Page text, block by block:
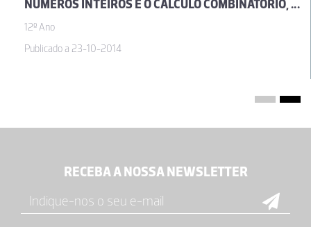
NÚMEROS INTEIROS E O CÁLCULO COMBINATÓRIO, POR JOSÉ SEBASTIÃO E SILVA
12º Ano
Publicado a 23-10-2014
RECEBA A NOSSA NEWSLETTER